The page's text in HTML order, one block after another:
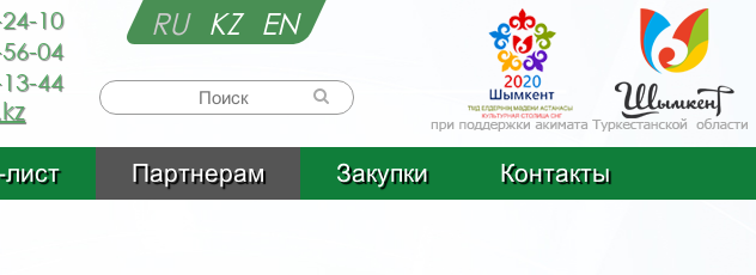
10
04
44
RU KZ EN
Партнерам Закупки Контакты